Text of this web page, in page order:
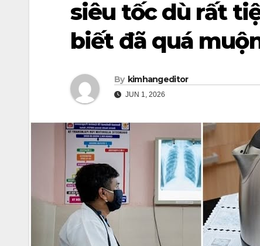
siêu tốc dù rất
biết đã quá
By kimhangeditor
JUN 1, 2026